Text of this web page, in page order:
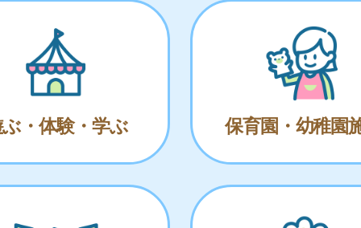
・体験・学ぶ 保育園・幼稚園